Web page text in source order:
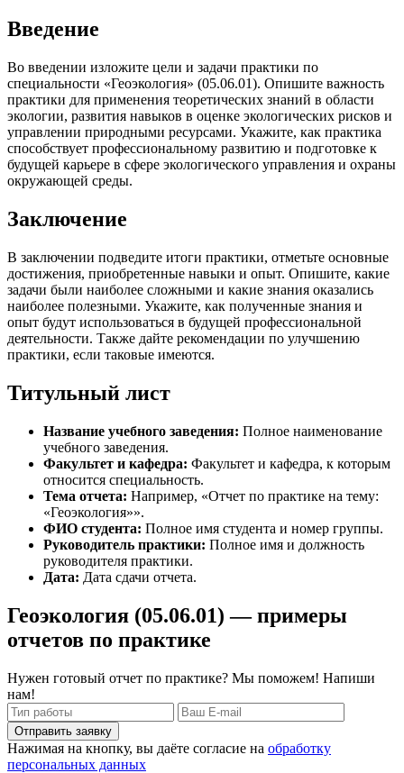
Введение
Во введении изложите цели и задачи практики по
специальности «Геоэкология» (05.06.01). Опишите важность
практики для применения теоретических знаний в области
экологии, развития навыков в оценке экологических рисков и
управлении природными ресурсами. Укажите, как практика
способствует профессиональному развитию и подготовке к
будущей карьере в сфере экологического управления и охраны
окружающей среды.
Заключение
В заключении подведите итоги практики, отметьте основные
достижения, приобретенные навыки и опыт. Опишите, какие
задачи были наиболее сложными и какие знания оказались
наиболее полезными. Укажите, как полученные знания и
опыт будут использоваться в будущей профессиональной
деятельности. Также дайте рекомендации по улучшению
практики, если таковые имеются.
Титульный лист
Название учебного заведения: Полное наименование
учебного заведения.
Факультет и кафедра: Факультет и кафедра, к которым
относится специальность.
Тема отчета: Например, «Отчет по практике на тему:
«Геоэкология»».
ФИО студента: Полное имя студента и номер группы.
Руководитель практики: Полное имя и должность
руководителя практики.
Дата: Дата сдачи отчета.
Геоэкология (05.06.01) — примеры
отчетов по практике
Нужен готовый отчет по практике? Мы поможем! Напиши
нам!
Отправить заявку
Нажимая на кнопку, вы даёте согласие на обработку
персональных данных